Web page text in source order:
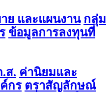
ย และแผนงาน กลุ่ม
ข้อมูลการลงทุนที่
ส. ค่านิยมและ
กร ตราสัญลักษณ์